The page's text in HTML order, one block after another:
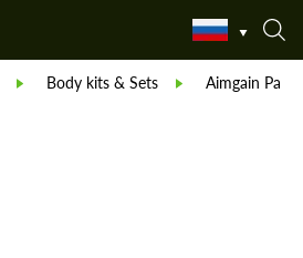
Body kits & Sets Aimgain